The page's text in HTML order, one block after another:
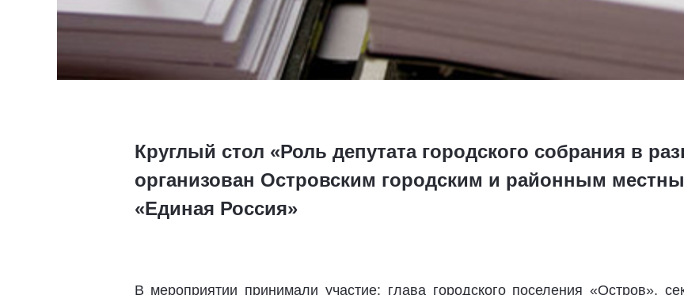
Круглый стол «Роль депутата городского собрания в
организован Островским городским и районным
«Единая Россия»
В мероприятии принимали участие: глава городского поселения «Остров»,